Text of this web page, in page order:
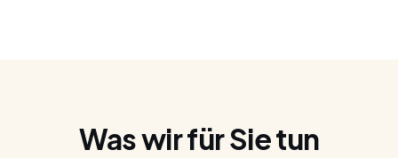
Was wir für Sie tun